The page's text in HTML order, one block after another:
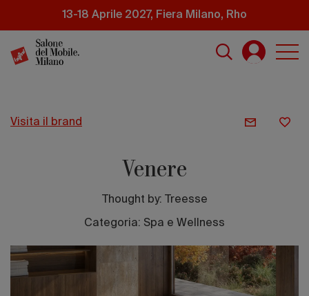
principale
13-18 Aprile 2027, Fiera Milano, Rho
visita il brand
Venere
Thought by: Treesse
Categoria: Spa e Wellness